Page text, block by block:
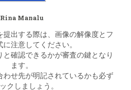
Rina Manalu
提出する際は、画像の解像度とフ
に注意してください。
確認できるかが審査の鍵となり
ます。
わせ先が明記されているかも必ず
クしましょう。